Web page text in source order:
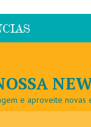
e aproveite novas